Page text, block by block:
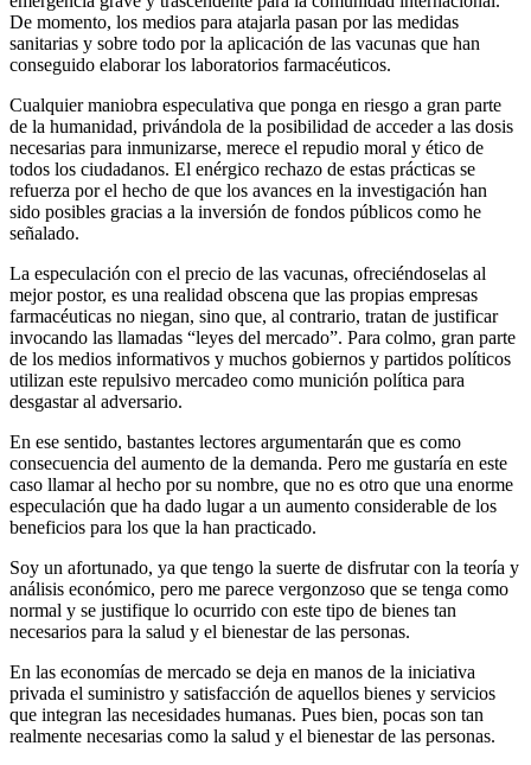
De momento, los medios para atajarla pasan por las medidas
sanitarias y sobre todo por la aplicación de las vacunas que han
conseguido elaborar los laboratorios farmacéuticos.
Cualquier maniobra especulativa que ponga en riesgo a gran parte
de la humanidad, privándola de la posibilidad de acceder a las dosis
necesarias para inmunizarse, merece el repudio moral y ético de
todos los ciudadanos. El enérgico rechazo de estas prácticas se
refuerza por el hecho de que los avances en la investigación han
sido posibles gracias a la inversión de fondos públicos como he
señalado.
La especulación con el precio de las vacunas, ofreciéndoselas al
mejor postor, es una realidad obscena que las propias empresas
farmacéuticas no niegan, sino que, al contrario, tratan de justificar
invocando las llamadas “leyes del mercado”. Para colmo, gran parte
de los medios informativos y muchos gobiernos y partidos políticos
utilizan este repulsivo mercadeo como munición política para
desgastar al adversario.
En ese sentido, bastantes lectores argumentarán que es como
consecuencia del aumento de la demanda. Pero me gustaría en este
caso llamar al hecho por su nombre, que no es otro que una enorme
especulación que ha dado lugar a un aumento considerable de los
beneficios para los que la han practicado.
Soy un afortunado, ya que tengo la suerte de disfrutar con la teoría y
análisis económico, pero me parece vergonzoso que se tenga como
normal y se justifique lo ocurrido con este tipo de bienes tan
necesarios para la salud y el bienestar de las personas.
En las economías de mercado se deja en manos de la iniciativa
privada el suministro y satisfacción de aquellos bienes y servicios
que integran las necesidades humanas. Pues bien, pocas son tan
realmente necesarias como la salud y el bienestar de las personas.